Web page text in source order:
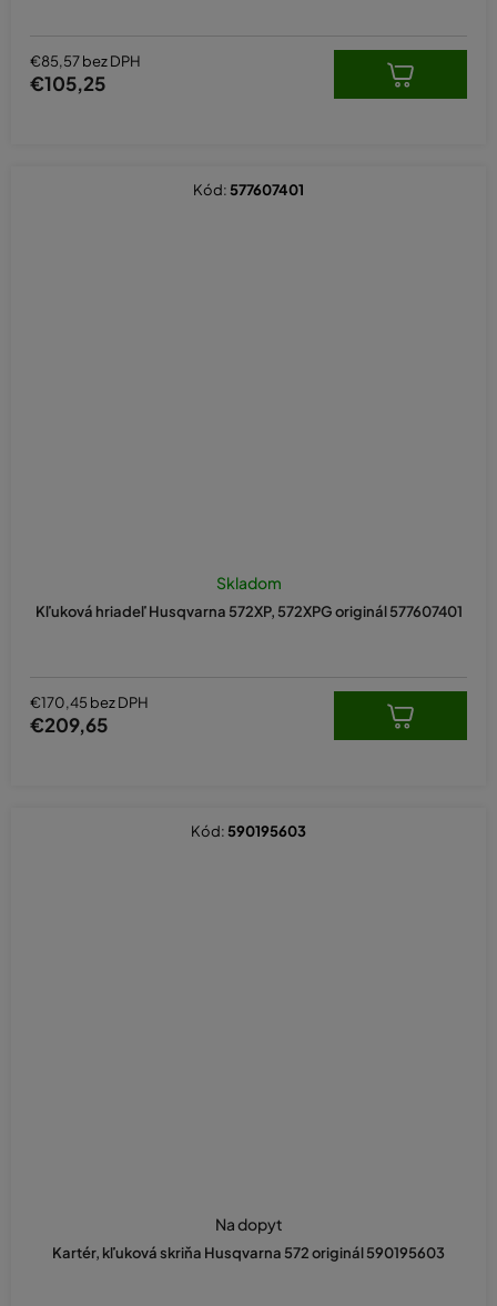
€85,57 bez DPH
€105,25
Kľuková hriadeľ Husqvarna 572XP, 572XPG originál 577607401
Skladom
€170,45 bez DPH
€209,65
Kód: 577607401
Kartér, kľuková skriňa Husqvarna 572 originál 590195603
Na dopyt
Kód: 590195603